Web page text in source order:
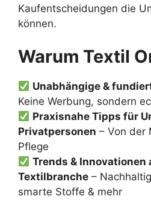
Kaufentscheidungen die
können.
Warum Textil
Unabhängige &
Keine Werbung, sondern
Praxisnahe Tipps für
Privatpersonen – Von der
Pflege
Trends & Innovationen
Textilbranche –
smarte Stoffe & mehr